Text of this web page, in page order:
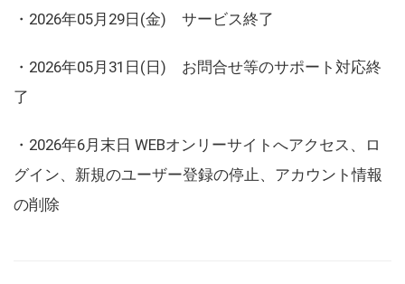
・2026年05月29日(金) サービス終了
・2026年05月31日(日) お問合せ等のサポート対応終
了
・2026年6月末日 WEBオンリーサイトへアクセス、ロ
グイン、新規のユーザー登録の停止、アカウント情報
の削除